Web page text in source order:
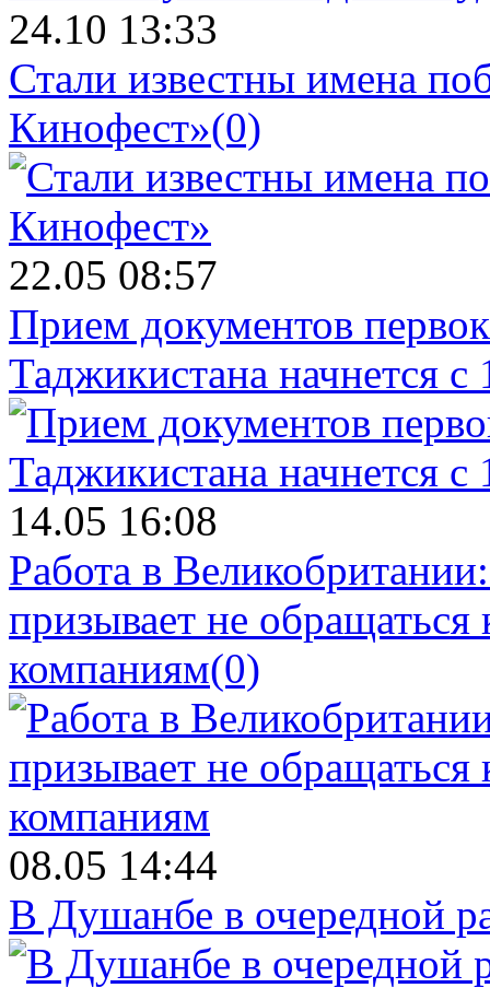
24.10 13:33
Стали известны имена
Кинофест»(0)
22.05 08:57
Прием документов
Таджикистана начнется с
14.05 16:08
Работа в
призывает не
компаниям(0)
08.05 14:44
В Душанбе в очередной